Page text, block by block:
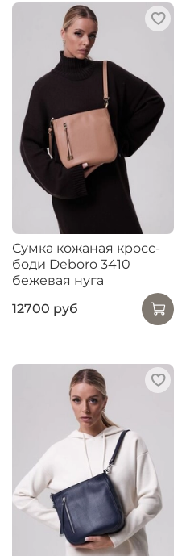
Сумка кожаная кросс-
боди Deboro 3410
бежевая нуга
12700 руб